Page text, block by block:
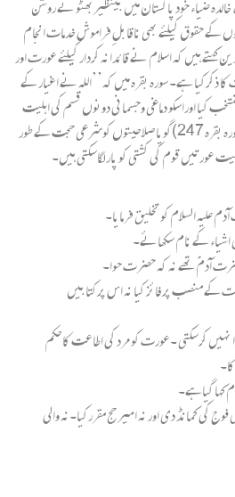
ضیاء خود پاکستان میں بینظیربھٹو نے روشن
کے حقوق کیلئے بھی ناقابلِ فراموش خدمات انجام
ہیں کہ اسلام نے قائدانہ کردار کیلئے عورت اور
ہے۔ سورہ بقرہ میں کہ’’اللہ نے اغیار کے
کیا اوراسکو دماغی وجسمانی دونوں قسم کی اہلیت
فراوانی کے ساتھ عطا فرمائی ہیں‘‘(سورہ بقرہ 247)گویا صلاحیتوں کوشرعی حجت کے طور
عورتیں قوم کی کشتی کو پارلگاسکتی ہیں۔
السلام کو تخلیق فرمایا۔
اشیاء کے نام سکھائے۔
آدمؑ تھے نہ کہ حضرت حوا۔
کے منصب پر فائز کیا نہ اس پرکتابیں
کرسکتی ۔عورت کو مرد کی اطاعت کاحکم
کہا گیاہے۔
کی کمانڈ دی اور نہ امیر حج مقررکیا۔نہ والی